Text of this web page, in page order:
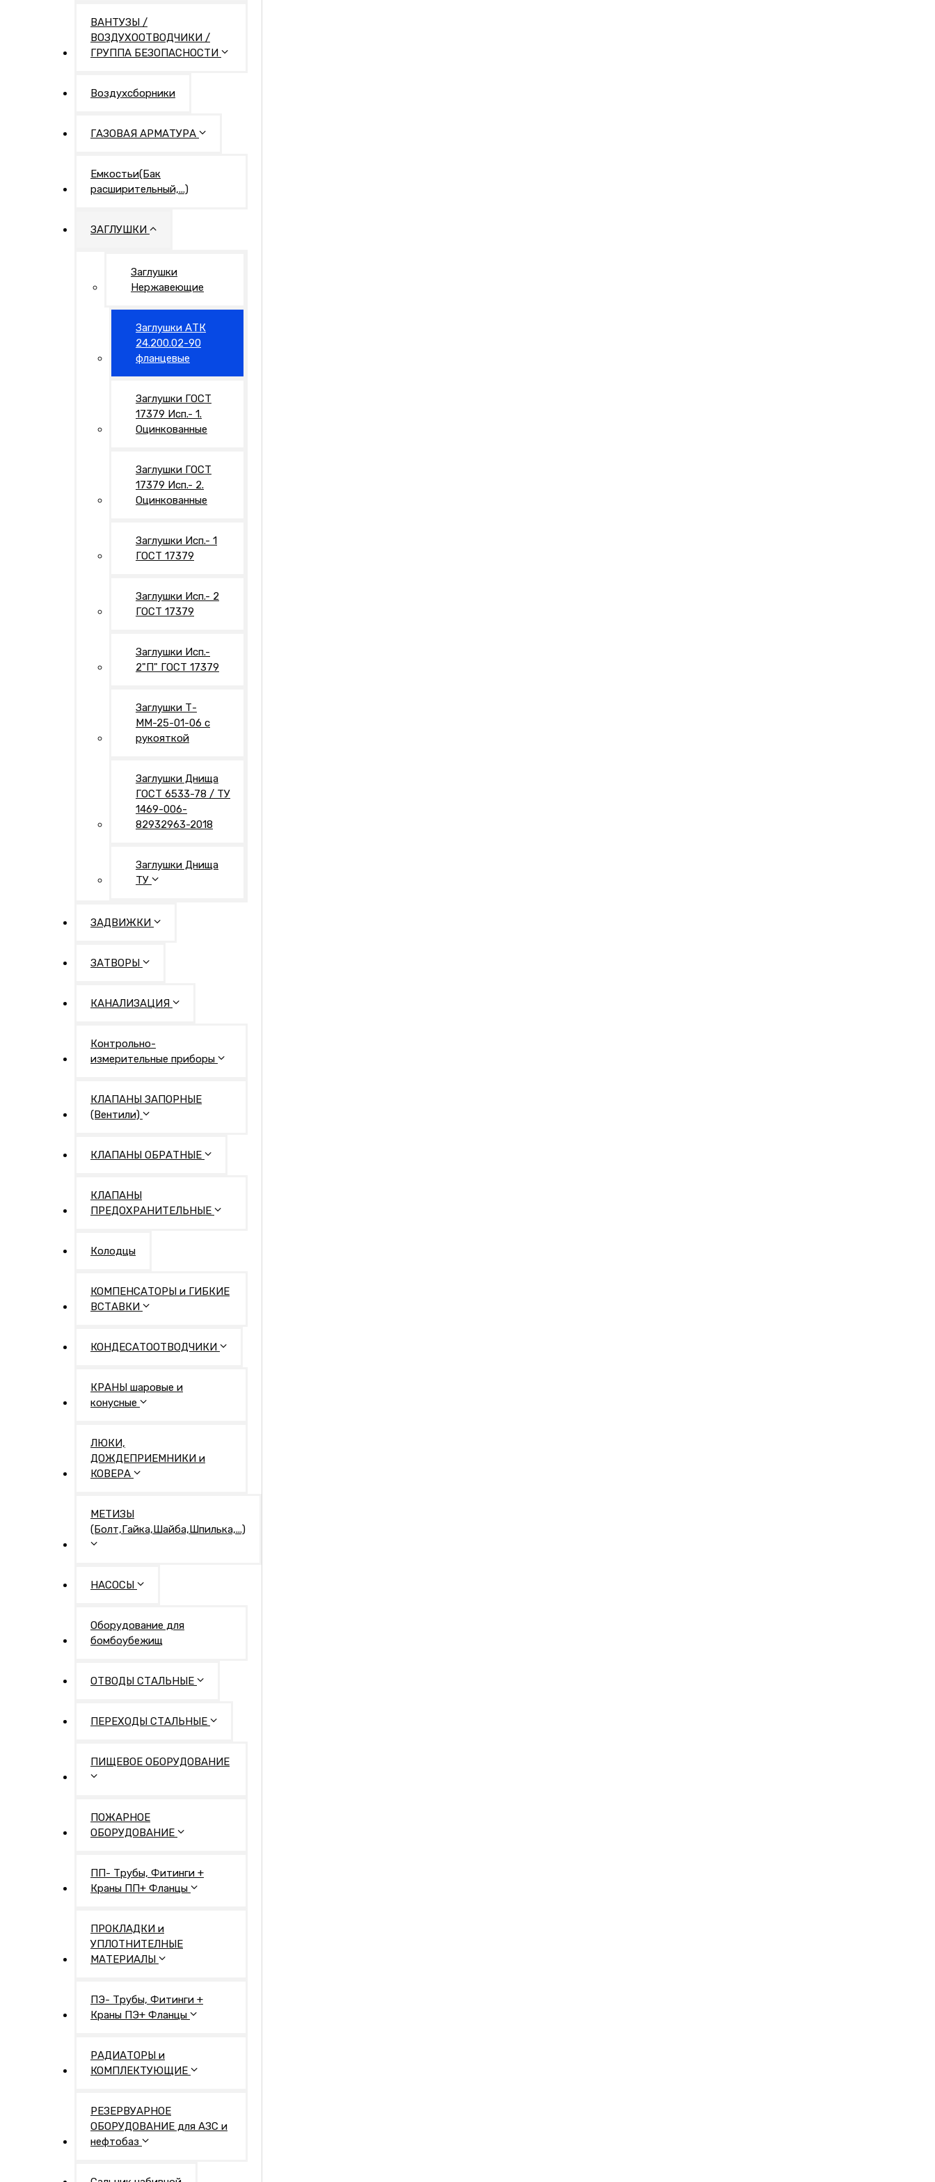
ВАНТУЗЫ /
ВОЗДУХООТВОДЧИКИ /
ГРУППА БЕЗОПАСНОСТИ
Воздухсборники
ГАЗОВАЯ АРМАТУРА
Емкостьи(Бак
расширительный,...)
ЗАГЛУШКИ
Заглушки
Нержавеющие
Заглушки АТК
24.200.02-90
фланцевые
Заглушки ГОСТ
17379 Исп.- 1.
Оцинкованные
Заглушки ГОСТ
17379 Исп.- 2.
Оцинкованные
Заглушки Исп.- 1
ГОСТ 17379
Заглушки Исп.- 2
ГОСТ 17379
Заглушки Исп.-
2"П" ГОСТ 17379
Заглушки Т-
ММ-25-01-06 с
рукояткой
Заглушки Днища
ГОСТ 6533-78 / ТУ
1469-006-
82932963-2018
Заглушки Днища
ТУ
ЗАДВИЖКИ
ЗАТВОРЫ
КАНАЛИЗАЦИЯ
Контрольно-
измерительные приборы
КЛАПАНЫ ЗАПОРНЫЕ
(Вентили)
КЛАПАНЫ ОБРАТНЫЕ
КЛАПАНЫ
ПРЕДОХРАНИТЕЛЬНЫЕ
Колодцы
КОМПЕНСАТОРЫ и ГИБКИЕ
ВСТАВКИ
КОНДЕСАТООТВОДЧИКИ
КРАНЫ шаровые и
конусные
ЛЮКИ,
ДОЖДЕПРИЕМНИКИ и
КОВЕРА
МЕТИЗЫ
(Болт,Гайка,Шайба,Шпилька,...)
НАСОСЫ
Оборудование для
бомбоубежищ
ОТВОДЫ СТАЛЬНЫЕ
ПЕРЕХОДЫ СТАЛЬНЫЕ
ПИЩЕВОЕ ОБОРУДОВАНИЕ
ПОЖАРНОЕ
ОБОРУДОВАНИЕ
ПП- Трубы, Фитинги +
Краны ПП+ Фланцы
ПРОКЛАДКИ и
УПЛОТНИТЕЛНЫЕ
МАТЕРИАЛЫ
ПЭ- Трубы, Фитинги +
Краны ПЭ+ Фланцы
РАДИАТОРЫ и
КОМПЛЕКТУЮЩИЕ
РЕЗЕРВУАРНОЕ
ОБОРУДОВАНИЕ для АЗС и
нефтобаз